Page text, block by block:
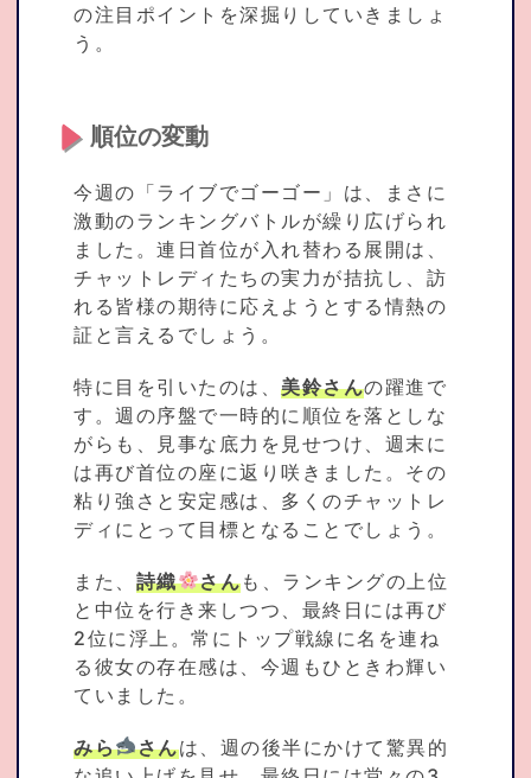
の注目ポイントを深掘りしていきましょ
う。
順位の変動
今週の「ライブでゴーゴー」は、まさに
激動のランキングバトルが繰り広げられ
ました。連日首位が入れ替わる展開は、
チャットレディたちの実力が拮抗し、訪
れる皆様の期待に応えようとする情熱の
証と言えるでしょう。
特に目を引いたのは、美鈴さんの躍進で
す。週の序盤で一時的に順位を落としな
がらも、見事な底力を見せつけ、週末に
は再び首位の座に返り咲きました。その
粘り強さと安定感は、多くのチャットレ
ディにとって目標となることでしょう。
また、 詩織 さんも、ランキングの上位
と中位を行き来しつつ、最終日には再び
2位に浮上。常にトップ戦線に名を連ね
る彼女の存在感は、今週もひときわ輝い
ていました。
みら さんは、週の後半にかけて驚異的